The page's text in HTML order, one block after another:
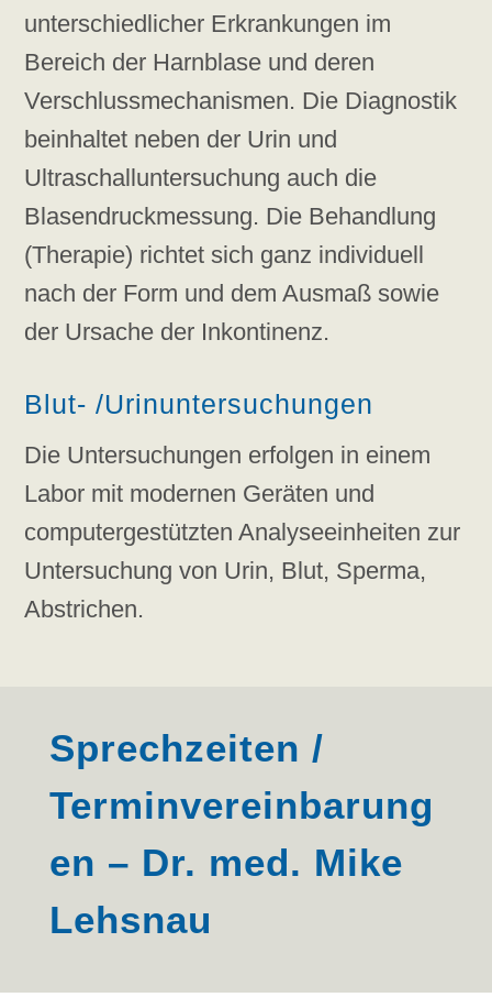
unterschiedlicher Erkrankungen im
Bereich der Harnblase und deren
Verschlussmechanismen. Die Diagnostik
beinhaltet neben der Urin und
Ultraschalluntersuchung auch die
Blasendruckmessung. Die Behandlung
(Therapie) richtet sich ganz individuell
nach der Form und dem Ausmaß sowie
der Ursache der Inkontinenz.
Blut- /Urinuntersuchungen
Die Untersuchungen erfolgen in einem
Labor mit modernen Geräten und
computergestützten Analyseeinheiten zur
Untersuchung von Urin, Blut, Sperma,
Abstrichen.
Sprechzeiten /
Terminvereinbarung
en – Dr. med. Mike
Lehsnau